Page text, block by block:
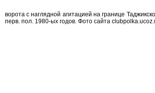
ворота с наглядной агитацией на границе
перв. пол. 1980-ых годов. Фото сайта